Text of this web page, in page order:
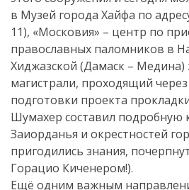
в Музей города Хайфа по
11), «Московия» – центр по
православных паломников в
Хиджазской (Дамаск –
магистрали, проходящий
подготовки проекта
Шумахер составил подробную
Заиорданья и окрестностей
пригодились знания,
Горацио Киченером!).
Ещё одним важным